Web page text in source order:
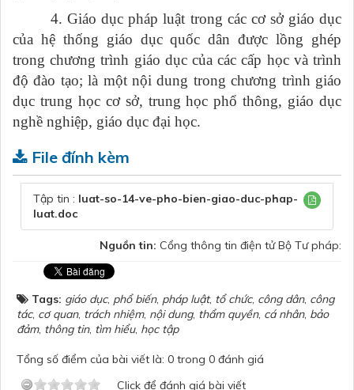
4. Giáo dục pháp luật trong các cơ sở giáo dục
của hệ thống giáo dục quốc dân được lồng ghép
trong chương trình giáo dục của các cấp học và trình
độ đào tạo; là một nội dung trong chương trình giáo
dục trung học cơ sở, trung học phổ thông, giáo dục
nghề nghiệp, giáo dục đại học.
File đính kèm
Tập tin : luat-so-14-ve-pho-bien-giao-duc-phap-
luat.doc
Nguồn tin: Cổng thông tin điện tử Bộ Tư pháp:
Tags: giáo dục, phổ biến, pháp luật, tổ chức, công dân, công
tác, cơ quan, trách nhiệm, nội dung, thẩm quyền, cá nhân, bảo
đảm, thông tin, tìm hiểu, học tập
Tổng số điểm của bài viết là: 0 trong 0 đánh giá
Click để đánh giá bài viết